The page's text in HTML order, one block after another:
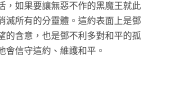
魔便可復活，如果要讓無惡不作的黑魔王就此
一個約：消滅所有的分靈體。這約表面上是鄧
和平的希望的含意，也是鄧不利多對和平的孤
，更相信他會信守這約、維護和平。